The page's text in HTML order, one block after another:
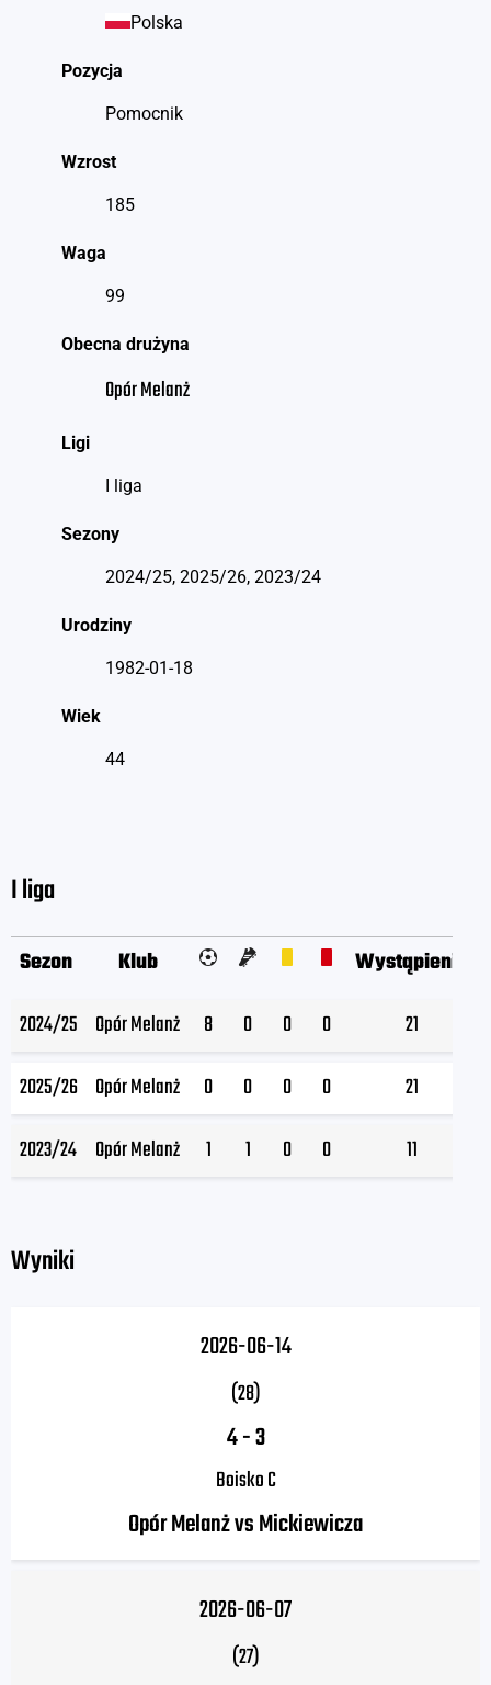
Polska
Pozycja
Pomocnik
Wzrost
185
Waga
99
Obecna drużyna
Opór Melanż
Ligi
I liga
Sezony
2024/25, 2025/26, 2023/24
Urodziny
1982-01-18
Wiek
44
I liga
Sezon Klub Wystąpienia
2024/25 Opór Melanż 8 0 0 0
21
2025/26 Opór Melanż 0 0 0 0
21
2023/24 Opór Melanż 1 1 0 0 11
Wyniki
2026-06-14
(28)
4-3
Boisko C
Opór Melanż vs Mickiewicza
2026-06-07
(27)